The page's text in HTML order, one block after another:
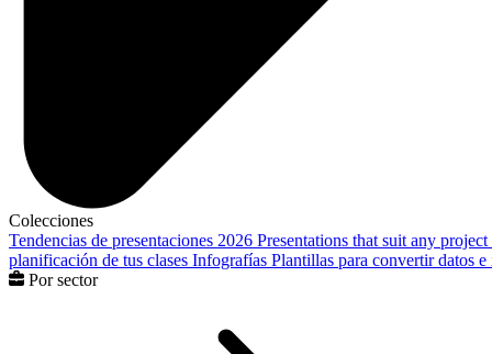
Colecciones
Tendencias de presentaciones 2026 Presentations that suit any project
planificación de tus clases Infografías Plantillas para convertir datos
Por sector